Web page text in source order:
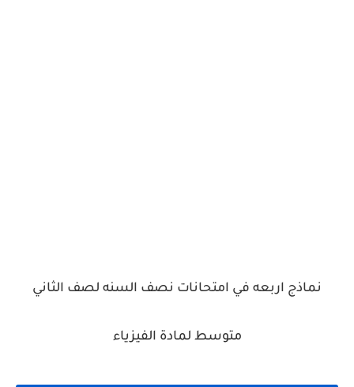
نماذج اربعه في امتحانات نصف السنه لصف الثاني
متوسط لمادة الفيزياء